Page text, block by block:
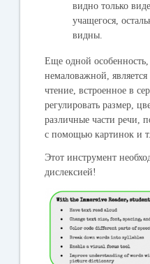
видно только
учащегося,
видны.
Еще одной
немаловажной,
чтение,встроенное в
регулировать размер,
различные части речи,
с помощью картинок и
Этот инструмент
дислексией!